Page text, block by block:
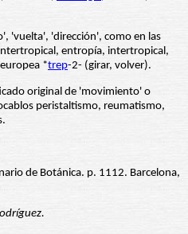
'vuelta', 'dirección', como en las
entropía, intertropical,
*trep-2- (girar, volver).
original de 'movimiento' o
peristaltismo, reumatismo,
de Botánica. p. 1112. Barcelona,